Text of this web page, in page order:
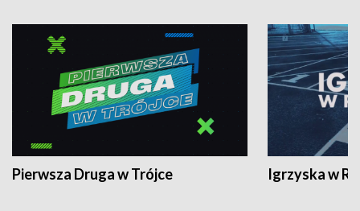
Pierwsza Druga w Trójce Igrzyska w